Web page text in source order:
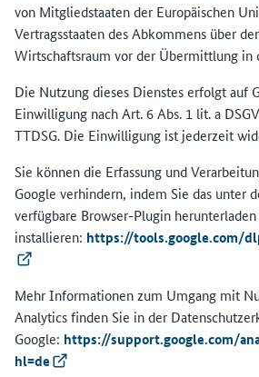
von Mitgliedstaaten der Europäischen
Vertragsstaaten des Abkommens über
Wirtschaftsraum vor der Übermittlung in
Die Nutzung dieses Dienstes erfolgt auf
Einwilligung nach Art. 6 Abs. 1 lit. a
TTDSG. Die Einwilligung ist jederzeit
Sie können die Erfassung und
Google verhindern, indem Sie das unter
verfügbare Browser-Plugin
installieren: https://tools.google.com/
(Externer Link)
Mehr Informationen zum Umgang mit
Analytics finden Sie in der
Google: https://support.google.com/
hl=de(Externer Link)